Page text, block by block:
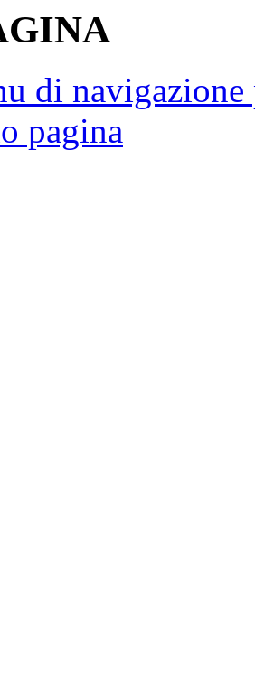
di
pagina